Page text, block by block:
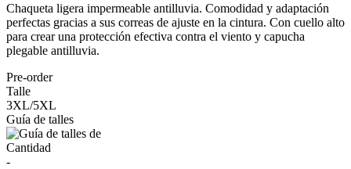
Chaqueta ligera impermeable antilluvia. Comodidad y adaptación
perfectas gracias a sus correas de ajuste en la cintura. Con cuello alto
para crear una protección efectiva contra el viento y capucha
plegable antilluvia.
Pre-order
Talle
3XL/5XL
Guía de talles
Cantidad
-